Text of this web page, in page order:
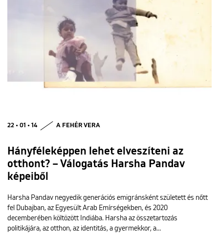
22 • 01 • 14 A FEHÉR VERA
Hányféleképpen lehet elveszíteni az
otthont? – Válogatás Harsha Pandav
képeiből
Harsha Pandav negyedik generációs emigránsként született és nőtt
fel Dubajban, az Egyesült Arab Emírségekben, és 2020
decemberében költözött Indiába. Harsha az összetartozás
politikájára, az otthon, az identitás, a gyermekkor, a…